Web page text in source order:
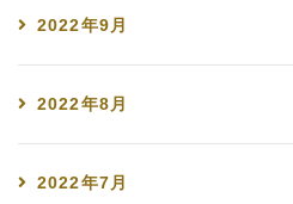
2022年9月
2022年8月
2022年7月